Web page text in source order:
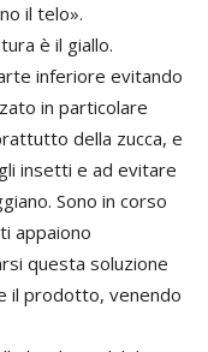
il telo».
è il giallo.
inferiore evitando
in particolare
della zucca, e
insetti e ad evitare
Sono in corso
appaiono
questa soluzione
il prodotto, venendo